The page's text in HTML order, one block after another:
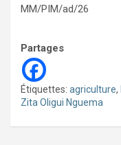
MM/PIM/ad/26
Partages
Étiquettes: agriculture,
Zita Oligui Nguema